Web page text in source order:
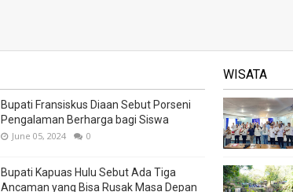
Bupati Fransiskus Diaan Sebut Porseni
Pengalaman Berharga bagi Siswa
June 05, 2024 0
Bupati Kapuas Hulu Sebut Ada Tiga
Ancaman yang Bisa Rusak Masa Depan
WISATA